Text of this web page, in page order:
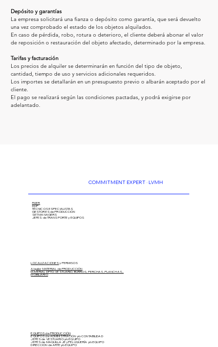
Depósito y garantías
La empresa solicitará una fianza o depósito como garantía, que será devuelto
una vez comprobado el estado de los objetos alquilados.
En caso de pérdida, robo, rotura o deterioro, el cliente deberá abonar el valor
de reposición o restauración del objeto afectado, determinado por la empresa.
Tarifas y facturación
Los precios de alquiler se determinarán en función del tipo de objeto,
cantidad, tiempo de uso y servicios adicionales requeridos.
Los importes se detallarán en un presupuesto previo o albarán aceptado por el
cliente.
El pago se realizará según las condiciones pactadas, y podrá exigirse por
adelantado.
COMMITMENT EXPERT · LVMH
FIXER
DOP
TÉCNICOS ESPECIALISTAS
GESTORES de PRODUCCIÓN
SET MANAGERS
JEFES de TRANSPORTE y EQUIPOS
EQUIPOS de PRODUCCIÓN
EQUIPOS de ADMINISTRACIÓN y/o CONTABILIDAD
JEFES de VESTUARIO y/o EQUIPO
JEFES de MAQUILLAJE y PELUQUERÍA y/o EQUIPO
DIRECCIÓN de ARTEy/o EQUIPO
LOCALIZACIONESy PERMISOS
Alquiler MATERIAL de PRODUCCIÓN
MATERIAL DPTO. VESTUARIO, BURROS, PERCHAS, PLANCHAS...
MOBILIARIO